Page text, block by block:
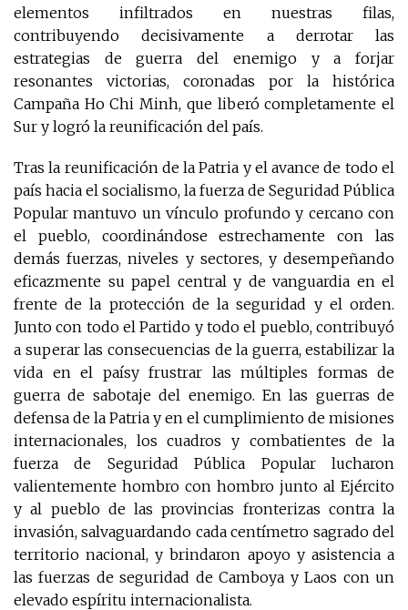
elementos infiltrados en nuestras filas,
contribuyendo decisivamente a derrotar las
estrategias de guerra del enemigo y a forjar
resonantes victorias, coronadas por la histórica
Campaña Ho Chi Minh, que liberó completamente el
Sur y logró la reunificación del país.
Tras la reunificación de la Patria y el avance de todo el
país hacia el socialismo, la fuerza de Seguridad Pública
Popular mantuvo un vínculo profundo y cercano con
el pueblo, coordinándose estrechamente con las
demás fuerzas, niveles y sectores, y desempeñando
eficazmente su papel central y de vanguardia en el
frente de la protección de la seguridad y el orden.
Junto con todo el Partido y todo el pueblo, contribuyó
a superar las consecuencias de la guerra, estabilizar la
vida en el paísy frustrar las múltiples formas de
guerra de sabotaje del enemigo. En las guerras de
defensa de la Patria y en el cumplimiento de misiones
internacionales, los cuadros y combatientes de la
fuerza de Seguridad Pública Popular lucharon
valientemente hombro con hombro junto al Ejército
y al pueblo de las provincias fronterizas contra la
invasión, salvaguardando cada centímetro sagrado del
territorio nacional, y brindaron apoyo y asistencia a
las fuerzas de seguridad de Camboya y Laos con un
elevado espíritu internacionalista.